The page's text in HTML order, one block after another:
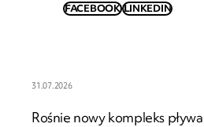
FACEBOOK LINKEDIN
31.07.2026
Rośnie nowy kompleks